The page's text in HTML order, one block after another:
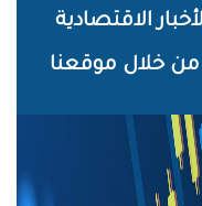
الاقتصادية
من خلال موقعنا